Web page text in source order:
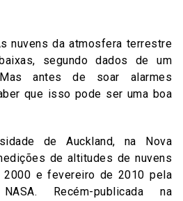
nuvens da atmosfera terrestre
segundo dados de um
antes de soar alarmes
que isso pode ser uma boa
de Auckland, na Nova
de altitudes de nuvens
e fevereiro de 2010 pela
Recém-publicada na